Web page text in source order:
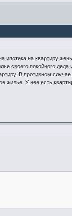
ипотека на квартиру
своего покойного
В противном случае
жилье. У нее есть